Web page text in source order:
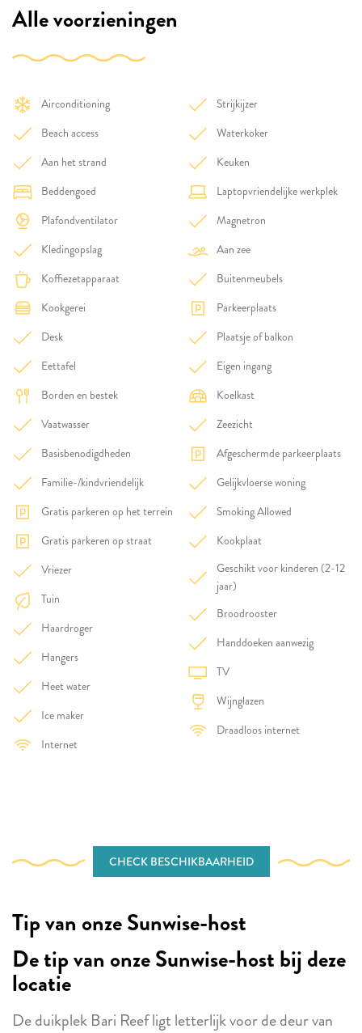
Alle voorzieningen
Airconditioning
Beach access
Aan het strand
Beddengoed
Plafondventilator
Kledingopslag
Koffiezetapparaat
Kookgerei
Desk
Eettafel
Borden en bestek
Vaatwasser
Basisbenodigdheden
Familie-/kindvriendelijk
Gratis parkeren op het terrein
Gratis parkeren op straat
Vriezer
Tuin
Haardroger
Hangers
Heet water
Ice maker
Internet
Strijkijzer
Waterkoker
Keuken
Laptopvriendelijke werkplek
Magnetron
Aan zee
Buitenmeubels
Parkeerplaats
Plaatsje of balkon
Eigen ingang
Koelkast
Zeezicht
Afgeschermde parkeerplaats
Gelijkvloerse woning
Smoking Allowed
Kookplaat
Geschikt voor kinderen (2-12
jaar)
Broodrooster
Handdoeken aanwezig
TV
Wijnglazen
Draadloos internet
CHECK BESCHIKBAARHEID
Tip van onze Sunwise-host
De tip van onze Sunwise-host bij deze
locatie
De duikplek Bari Reef ligt letterlijk voor de deur van